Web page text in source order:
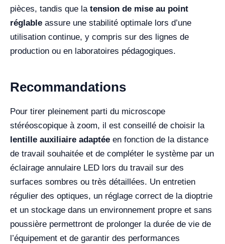
pièces, tandis que la tension de mise au point
réglable assure une stabilité optimale lors d’une
utilisation continue, y compris sur des lignes de
production ou en laboratoires pédagogiques.
Recommandations
Pour tirer pleinement parti du microscope
stéréoscopique à zoom, il est conseillé de choisir la
lentille auxiliaire adaptée en fonction de la distance
de travail souhaitée et de compléter le système par un
éclairage annulaire LED lors du travail sur des
surfaces sombres ou très détaillées. Un entretien
régulier des optiques, un réglage correct de la dioptrie
et un stockage dans un environnement propre et sans
poussière permettront de prolonger la durée de vie de
l’équipement et de garantir des performances